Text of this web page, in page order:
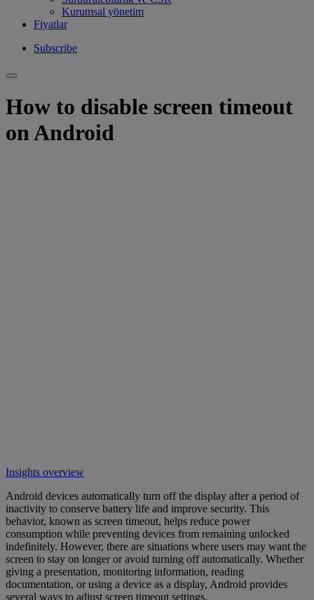
Kurumsal yönetim
Fiyatlar
Subscribe
How to disable screen timeout
on Android
Insights overview
Android devices automatically turn off the display after a period of
inactivity to conserve battery life and improve security. This
behavior, known as screen timeout, helps reduce power
consumption while preventing devices from remaining unlocked
indefinitely. However, there are situations where users may want the
screen to stay on longer or avoid turning off automatically. Whether
giving a presentation, monitoring information, reading
documentation, or using a device as a display, Android provides
several ways to adjust screen timeout settings.